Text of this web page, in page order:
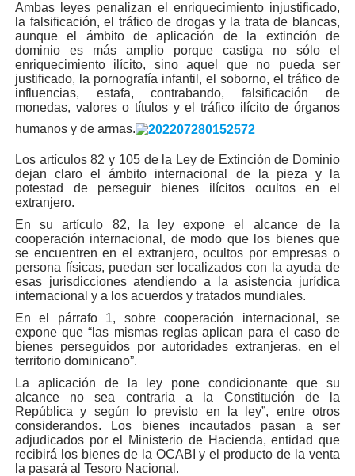
Ambas leyes penalizan el enriquecimiento injustificado,
la falsificación, el tráfico de drogas y la trata de blancas,
aunque el ámbito de aplicación de la extinción de
dominio es más amplio porque castiga no sólo el
enriquecimiento ilícito, sino aquel que no pueda ser
justificado, la pornografía infantil, el soborno, el tráfico de
influencias, estafa, contrabando, falsificación de
monedas, valores o títulos y el tráfico ilícito de órganos
humanos y de armas.
Los artículos 82 y 105 de la Ley de Extinción de Dominio
dejan claro el ámbito internacional de la pieza y la
potestad de perseguir bienes ilícitos ocultos en el
extranjero.
En su artículo 82, la ley expone el alcance de la
cooperación internacional, de modo que los bienes que
se encuentren en el extranjero, ocultos por empresas o
persona físicas, puedan ser localizados con la ayuda de
esas jurisdicciones atendiendo a la asistencia jurídica
internacional y a los acuerdos y tratados mundiales.
En el párrafo 1, sobre cooperación internacional, se
expone que “las mismas reglas aplican para el caso de
bienes perseguidos por autoridades extranjeras, en el
territorio dominicano”.
La aplicación de la ley pone condicionante que su
alcance no sea contraria a la Constitución de la
República y según lo previsto en la ley”, entre otros
considerandos. Los bienes incautados pasan a ser
adjudicados por el Ministerio de Hacienda, entidad que
recibirá los bienes de la OCABI y el producto de la venta
la pasará al Tesoro Nacional.